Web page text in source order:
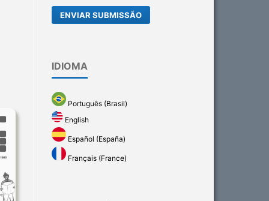
ENVIAR SUBMISSÃO
IDIOMA
Português (Brasil)
English
Español (España)
Français (France)